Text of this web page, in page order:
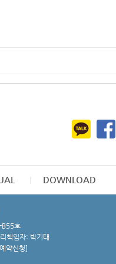
DOWNLOAD
B55호
책임자: 박기태
약신청]